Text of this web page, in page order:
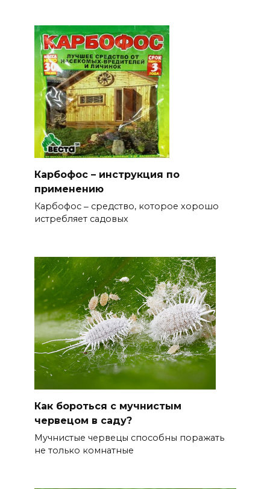
Карбофос – инструкция по
применению
Карбофос ‒ средство, которое хорошо
истребляет садовых
Как бороться с мучнистым
червецом в саду?
Мучнистые червецы способны поражать
не только комнатные